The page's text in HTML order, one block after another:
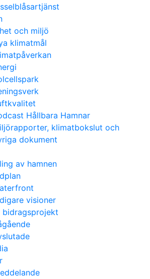
och miljö
klimatmål
Hållbara Hamnar
klimatbokslut och
dokument
av hamnen
visioner
bidragsprojekt